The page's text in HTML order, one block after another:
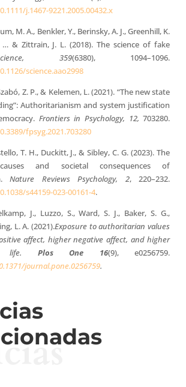
j.1467-9221.2005.00432.x
M. A., Benkler, Y., Berinsky, A. J., Greenhill, K.
… & Zittrain, J. L. (2018). The science of fake
359(6380), 1094–1096.
science.aao2998
Z. P., & Kelemen, L. (2021). “The new state
Authoritarianism and system justification
Frontiers in Psychology, 12, 703280.
fpsyg.2021.703280
T. H., Duckitt, J., & Sibley, C. G. (2023). The
causes and societal consequences of
Nature Reviews Psychology, 2, 220–232.
s44159-023-00161-4.
J., Luzzo, S., Ward, S. J., Baker, S. G.,
L. A. (2021).Exposure to authoritarian values
affect, higher negative affect, and higher
life. Plos One 16(9), e0256759.
journal.pone.0256759.